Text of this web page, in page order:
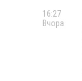
16:27
Вчора